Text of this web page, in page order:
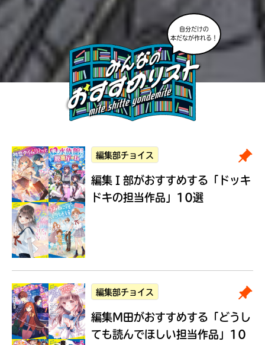
自分だけの
本だなが作れる！
編集部チョイス
編集Ｉ部がおすすめする 「ドッキ
ドキの担当作品」10選
編集部チョイス
編集M田がおすすめする 「どうし
ても読んでほしい担当作品」10